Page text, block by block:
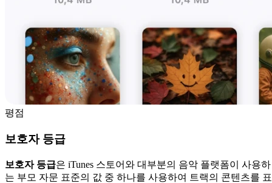
평점
보호자 등급
보호자 등급은 iTunes 스토어와 대부분의 음악 플랫폼이 사용하
는 부모 자문 표준의 값 중 하나를 사용하여 트랙의 콘텐츠를 표